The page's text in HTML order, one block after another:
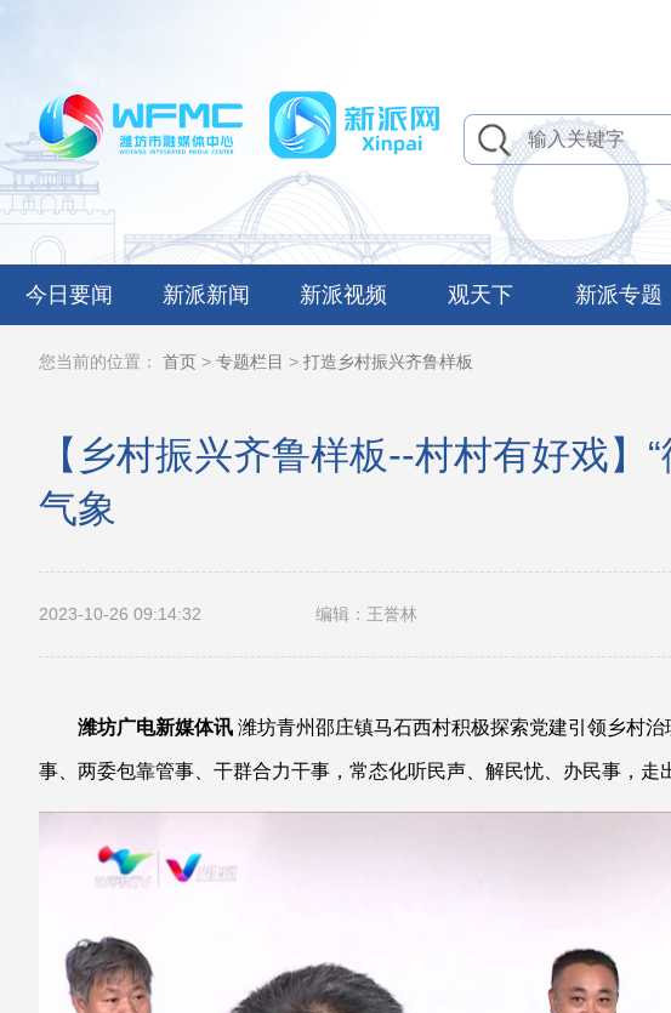
今日要闻 新派新闻 新派视频 观天下 新派专题
您当前的位置： 首页 > 专题栏目 > 打造乡村振兴齐鲁样板
【乡村振兴齐鲁样板--村村有好戏】
气象
2023-10-26 09:14:32 编辑：王誉林
潍坊广电新媒体讯 潍坊青州邵庄镇马石西村积极探索党建引领乡村
事、两委包靠管事、干群合力干事，常态化听民声、解民忧、办民事，